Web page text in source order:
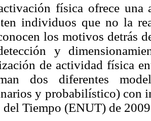
física ofrece una
individuos que no la
los motivos detrás
y
de actividad física
dos diferentes
y probabilístico) con
del Tiempo (ENUT) de